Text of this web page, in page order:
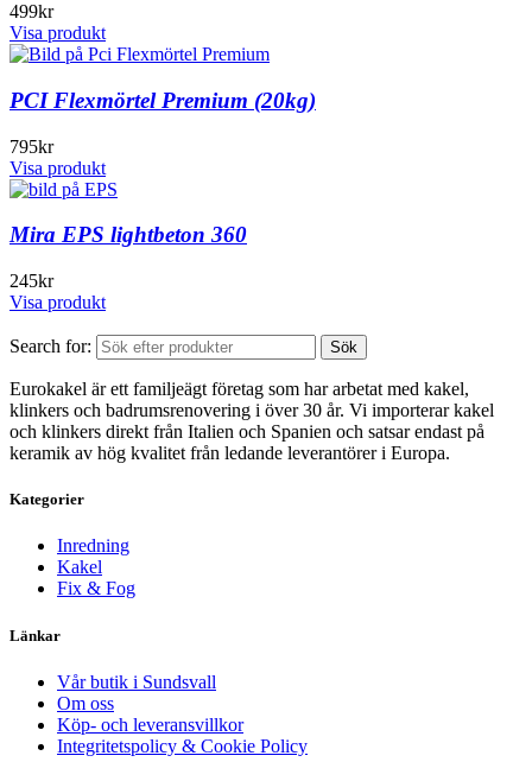
499kr
Visa produkt
PCI Flexmörtel Premium (20kg)
795kr
Visa produkt
Mira EPS lightbeton 360
245kr
Visa produkt
Search for: Sök
Eurokakel är ett familjeägt företag som har arbetat med kakel,
klinkers och badrumsrenovering i över 30 år. Vi importerar kakel
och klinkers direkt från Italien och Spanien och satsar endast på
keramik av hög kvalitet från ledande leverantörer i Europa.
Kategorier
Inredning
Kakel
Fix & Fog
Länkar
Vår butik i Sundsvall
Om oss
Köp- och leveransvillkor
Integritetspolicy & Cookie Policy